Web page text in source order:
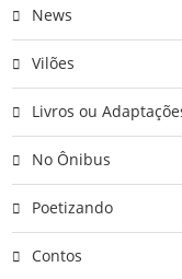
News
Vilões
Livros ou
No Ônibus
Poetizando
Contos